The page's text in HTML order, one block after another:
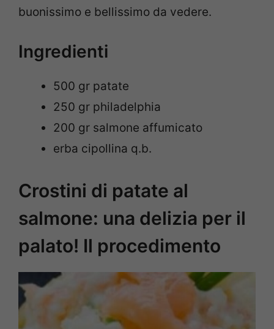
buonissimo e bellissimo da vedere.
Ingredienti
500 gr patate
250 gr philadelphia
200 gr salmone affumicato
erba cipollina q.b.
Crostini di patate al
salmone: una delizia per il
palato! Il procedimento